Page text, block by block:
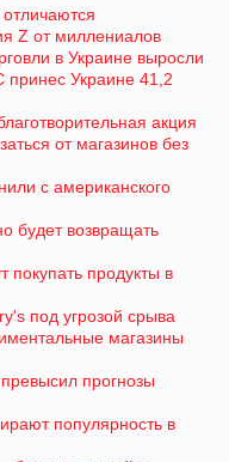
Z от миллениалов
в Украине выросли
принес Украине 41,2
акция
от магазинов без
с американского
будет возвращать
покупать продукты в
под угрозой срыва
магазины
прогнозы
популярность в